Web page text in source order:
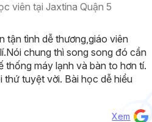
viên tại Jaxtina Quận 5
tận tình dễ thương,giáo viên
chung thì song song đó cần
thống máy lạnh và bàn to hơn tí.
thứ tuyệt vời. Bài học dễ hiểu
Xem